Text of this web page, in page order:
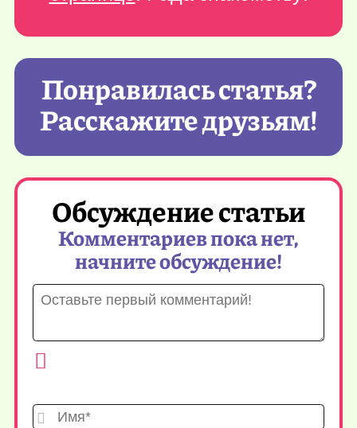
Понравилась статья?
Расскажите друзьям!
Обсуждение статьи
Комментариев пока нет,
начните обсуждение!
Имя*